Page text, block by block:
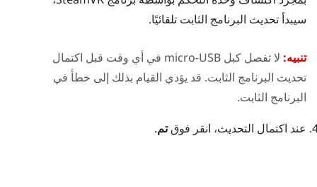
سيبدأ تحديث البرنامج الثابت تلقائيًا.
تنبيه:
لا تفصل كبل micro-USB في أي وقت قبل اكتمال
تحديث البرنامج الثابت. قد يؤدي القيام بذلك إلى خطأ في
البرنامج الثابت.
عند اكتمال التحديث، انقر فوقتم.